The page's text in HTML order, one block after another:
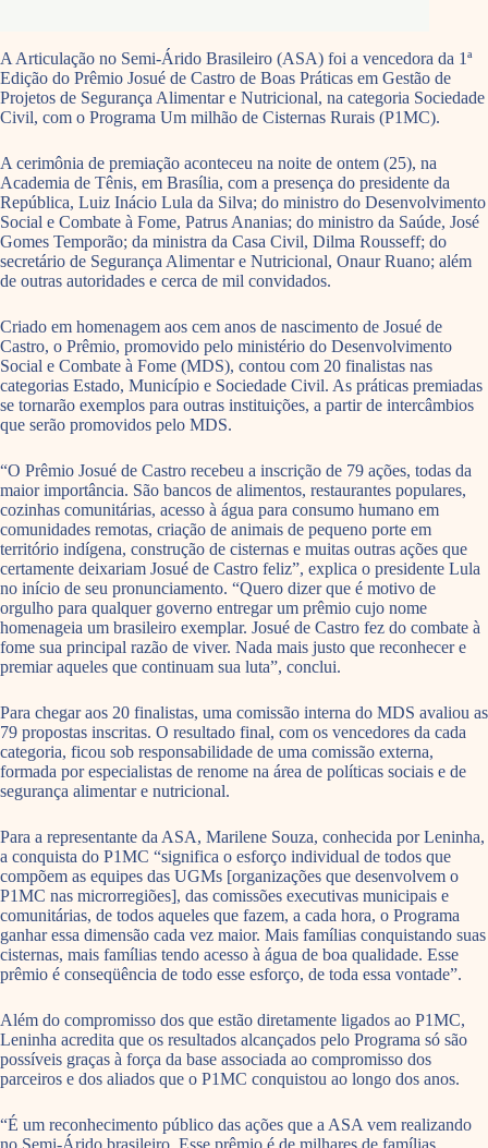
A Articulação no Semi-Árido Brasileiro (ASA) foi a vencedora da 1ª
Edição do Prêmio Josué de Castro de Boas Práticas em Gestão de
Projetos de Segurança Alimentar e Nutricional, na categoria Sociedade
Civil, com o Programa Um milhão de Cisternas Rurais (P1MC).
A cerimônia de premiação aconteceu na noite de ontem (25), na
Academia de Tênis, em Brasília, com a presença do presidente da
República, Luiz Inácio Lula da Silva; do ministro do Desenvolvimento
Social e Combate à Fome, Patrus Ananias; do ministro da Saúde, José
Gomes Temporão; da ministra da Casa Civil, Dilma Rousseff; do
secretário de Segurança Alimentar e Nutricional, Onaur Ruano; além
de outras autoridades e cerca de mil convidados.
Criado em homenagem aos cem anos de nascimento de Josué de
Castro, o Prêmio, promovido pelo ministério do Desenvolvimento
Social e Combate à Fome (MDS), contou com 20 finalistas nas
categorias Estado, Município e Sociedade Civil. As práticas premiadas
se tornarão exemplos para outras instituições, a partir de intercâmbios
que serão promovidos pelo MDS.
“O Prêmio Josué de Castro recebeu a inscrição de 79 ações, todas da
maior importância. São bancos de alimentos, restaurantes populares,
cozinhas comunitárias, acesso à água para consumo humano em
comunidades remotas, criação de animais de pequeno porte em
território indígena, construção de cisternas e muitas outras ações que
certamente deixariam Josué de Castro feliz”, explica o presidente Lula
no início de seu pronunciamento. “Quero dizer que é motivo de
orgulho para qualquer governo entregar um prêmio cujo nome
homenageia um brasileiro exemplar. Josué de Castro fez do combate à
fome sua principal razão de viver. Nada mais justo que reconhecer e
premiar aqueles que continuam sua luta”, conclui.
Para chegar aos 20 finalistas, uma comissão interna do MDS avaliou as
79 propostas inscritas. O resultado final, com os vencedores da cada
categoria, ficou sob responsabilidade de uma comissão externa,
formada por especialistas de renome na área de políticas sociais e de
segurança alimentar e nutricional.
Para a representante da ASA, Marilene Souza, conhecida por Leninha,
a conquista do P1MC “significa o esforço individual de todos que
compõem as equipes das UGMs [organizações que desenvolvem o
P1MC nas microrregiões], das comissões executivas municipais e
comunitárias, de todos aqueles que fazem, a cada hora, o Programa
ganhar essa dimensão cada vez maior. Mais famílias conquistando suas
cisternas, mais famílias tendo acesso à água de boa qualidade. Esse
prêmio é conseqüência de todo esse esforço, de toda essa vontade”.
Além do compromisso dos que estão diretamente ligados ao P1MC,
Leninha acredita que os resultados alcançados pelo Programa só são
possíveis graças à força da base associada ao compromisso dos
parceiros e dos aliados que o P1MC conquistou ao longo dos anos.
“É um reconhecimento público das ações que a ASA vem realizando
no Semi-Árido brasileiro. Esse prêmio é de milhares de famílias,